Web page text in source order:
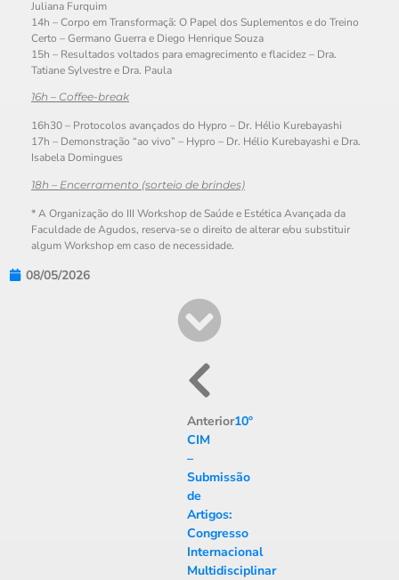
Juliana Furquim
14h – Corpo em Transformaçã: O Papel dos Suplementos e do Treino
Certo – Germano Guerra e Diego Henrique Souza
15h – Resultados voltados para emagrecimento e flacidez – Dra.
Tatiane Sylvestre e Dra. Paula
16h – Coffee-break
16h30 – Protocolos avançados do Hypro – Dr. Hélio Kurebayashi
17h – Demonstração “ao vivo” – Hypro – Dr. Hélio Kurebayashi e Dra.
Isabela Domingues
18h – Encerramento (sorteio de brindes)
* A Organização do III Workshop de Saúde e Estética Avançada da
Faculdade de Agudos, reserva-se o direito de alterar e/ou substituir
algum Workshop em caso de necessidade.
08/05/2026
Anterior10º
CIM
–
Submissão
de
Artigos:
Congresso
Internacional
Multidisciplinar